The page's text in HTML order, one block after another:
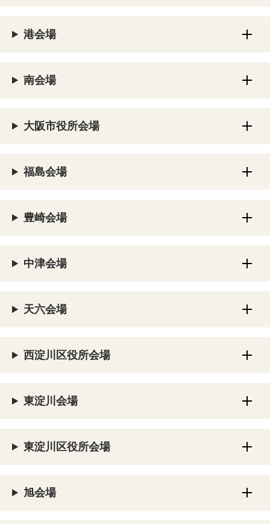
港会場
南会場
大阪市役所会場
福島会場
豊崎会場
中津会場
天六会場
西淀川区役所会場
東淀川会場
東淀川区役所会場
旭会場